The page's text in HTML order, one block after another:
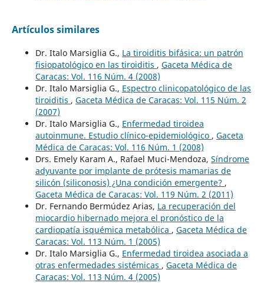
Artículos similares
Dr. Italo Marsiglia G., La tiroiditis bifásica: un patrón
fisiopatológico en las tiroiditis , Gaceta Médica de
Caracas: Vol. 116 Núm. 4 (2008)
Dr. Italo Marsiglia G., Espectro clinicopatológico de las
tiroiditis , Gaceta Médica de Caracas: Vol. 115 Núm. 2
(2007)
Dr. Italo Marsiglia G., Enfermedad tiroidea
autoinmune. Estudio clínico-epidemiológico , Gaceta
Médica de Caracas: Vol. 116 Núm. 1 (2008)
Drs. Emely Karam A., Rafael Muci-Mendoza, Síndrome
adyuvante por implante de prótesis mamarias de
silicón (siliconosis) ¿Una condición emergente? ,
Gaceta Médica de Caracas: Vol. 119 Núm. 2 (2011)
Dr. Fernando Bermúdez Arias, La recuperación del
miocardio hibernado mejora el pronóstico de la
cardiopatía isquémica metabólica , Gaceta Médica de
Caracas: Vol. 113 Núm. 1 (2005)
Dr. Italo Marsiglia G., Enfermedad tiroidea asociada a
otras enfermedades sistémicas , Gaceta Médica de
Caracas: Vol. 113 Núm. 4 (2005)